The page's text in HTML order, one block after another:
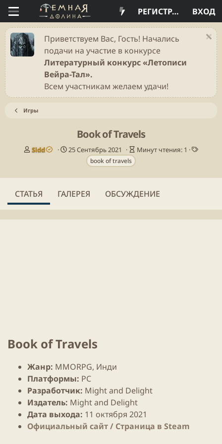
ВХОД
РЕГИСТРАЦИЯ
Приветствуем Вас, Гость! Начались
подачи на участие в конкурсе
Литературный конкурс «Летописи
Вейра-Тал».
Всем участникам желаем удачи!
Игры
Book of Travels
А
о
Sidd
Д
а
у
25 Сентябрь 2021
В
м
ч
Минут чтения: 1
Т
и
book of travels
СТАТЬЯ ГАЛЕРЕЯ ОБСУЖДЕНИЕ
Book of Travels
Жанр: MMORPG, Инди
Платформы: PC
Разработчик: Might and Delight
Издатель: Might and Delight
Дата выхода: 11 октября 2021
Официальный сайт / Cтраница в Steam